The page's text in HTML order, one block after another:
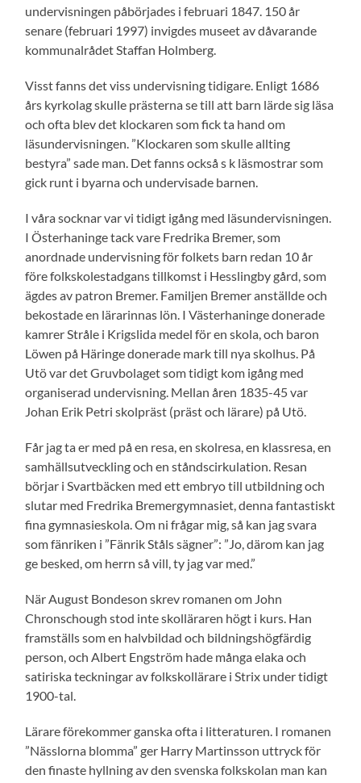
undervisningen påbörjades i februari 1847. 150 år
senare (februari 1997) invigdes museet av dåvarande
kommunalrådet Staffan Holmberg.
Visst fanns det viss undervisning tidigare. Enligt 1686
års kyrkolag skulle prästerna se till att barn lärde sig läsa
och ofta blev det klockaren som fick ta hand om
läsundervisningen. ”Klockaren som skulle allting
bestyra” sade man. Det fanns också s k läsmostrar som
gick runt i byarna och undervisade barnen.
I våra socknar var vi tidigt igång med läsundervisningen.
I Österhaninge tack vare Fredrika Bremer, som
anordnade undervisning för folkets barn redan 10 år
före folkskolestadgans tillkomst i Hesslingby gård, som
ägdes av patron Bremer. Familjen Bremer anställde och
bekostade en lärarinnas lön. I Västerhaninge donerade
kamrer Stråle i Krigslida medel för en skola, och baron
Löwen på Häringe donerade mark till nya skolhus. På
Utö var det Gruvbolaget som tidigt kom igång med
organiserad undervisning. Mellan åren 1835-45 var
Johan Erik Petri skolpräst (präst och lärare) på Utö.
Får jag ta er med på en resa, en skolresa, en klassresa, en
samhällsutveckling och en ståndscirkulation. Resan
börjar i Svartbäcken med ett embryo till utbildning och
slutar med Fredrika Bremergymnasiet, denna fantastiskt
fina gymnasieskola. Om ni frågar mig, så kan jag svara
som fänriken i ”Fänrik Ståls sägner”: ”Jo, därom kan jag
ge besked, om herrn så vill, ty jag var med.”
När August Bondeson skrev romanen om John
Chronschough stod inte skolläraren högt i kurs. Han
framställs som en halvbildad och bildningshögfärdig
person, och Albert Engström hade många elaka och
satiriska teckningar av folkskollärare i Strix under tidigt
1900-tal.
Lärare förekommer ganska ofta i litteraturen. I romanen
”Nässlorna blomma” ger Harry Martinsson uttryck för
den finaste hyllning av den svenska folkskolan man kan